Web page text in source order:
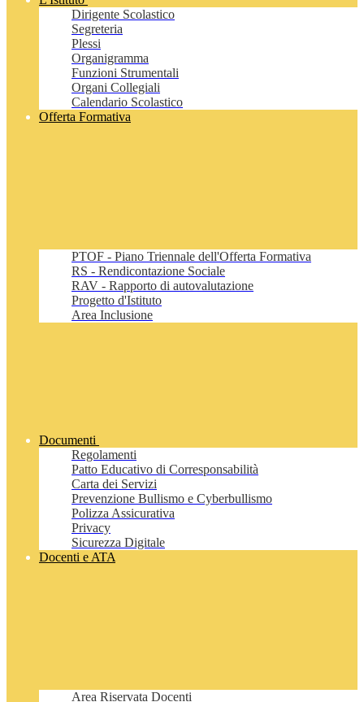
Dirigente Scolastico
Segreteria
Plessi
Organigramma
Funzioni Strumentali
Organi Collegiali
Calendario Scolastico
Offerta Formativa
PTOF - Piano Triennale dell'Offerta Formativa
RS - Rendicontazione Sociale
RAV - Rapporto di autovalutazione
Progetto d'Istituto
Area Inclusione
Documenti
Regolamenti
Patto Educativo di Corresponsabilità
Carta dei Servizi
Prevenzione Bullismo e Cyberbullismo
Polizza Assicurativa
Privacy
Sicurezza Digitale
Docenti e ATA
Area Riservata Docenti